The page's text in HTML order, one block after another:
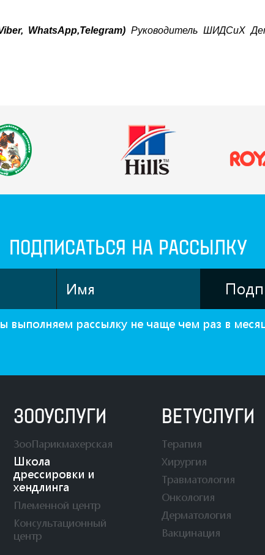
WhatsApp,Telegram) Руководитель ШИДСиХ
ПОДПИСАТЬСЯ НА РАССЫЛКУ
выполняем рассылку не чаще чем раз в
ЗООУСЛУГИ
ЗооПарикмахерская
Школа
дрессировки и
хендлинга
Племенной центр
Консультационный
центр
ВЕТУСЛУГИ
Терапия
Хирургия
Травматология
Онкология
Дерматология
Вакцинация